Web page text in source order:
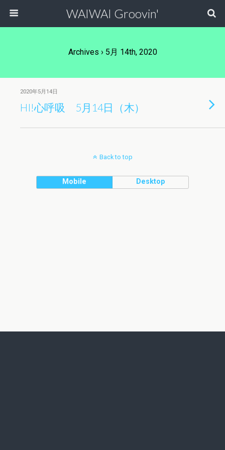
WAIWAI Groovin'
Archives › 5月 14th, 2020
2020年5月14日
HI!心呼吸 5月14日（木）
Back to top
Mobile Desktop